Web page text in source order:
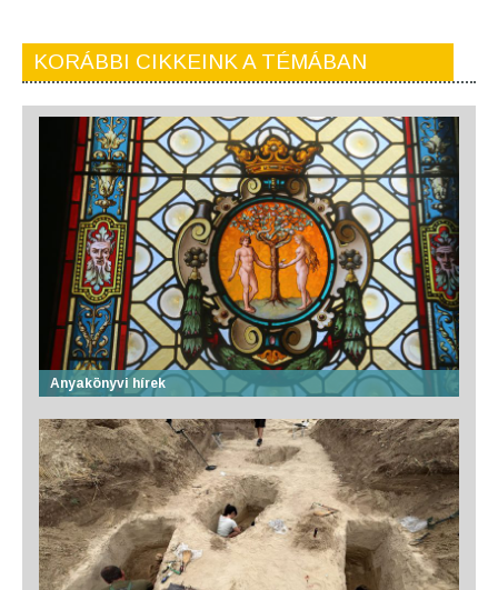
KORÁBBI CIKKEINK A TÉMÁBAN
Anyakönyvi hírek